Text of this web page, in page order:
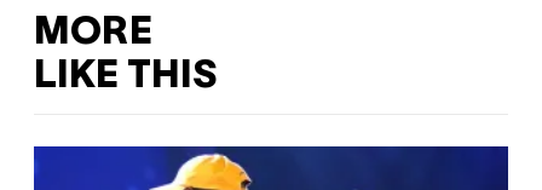
MORE
LIKE THIS